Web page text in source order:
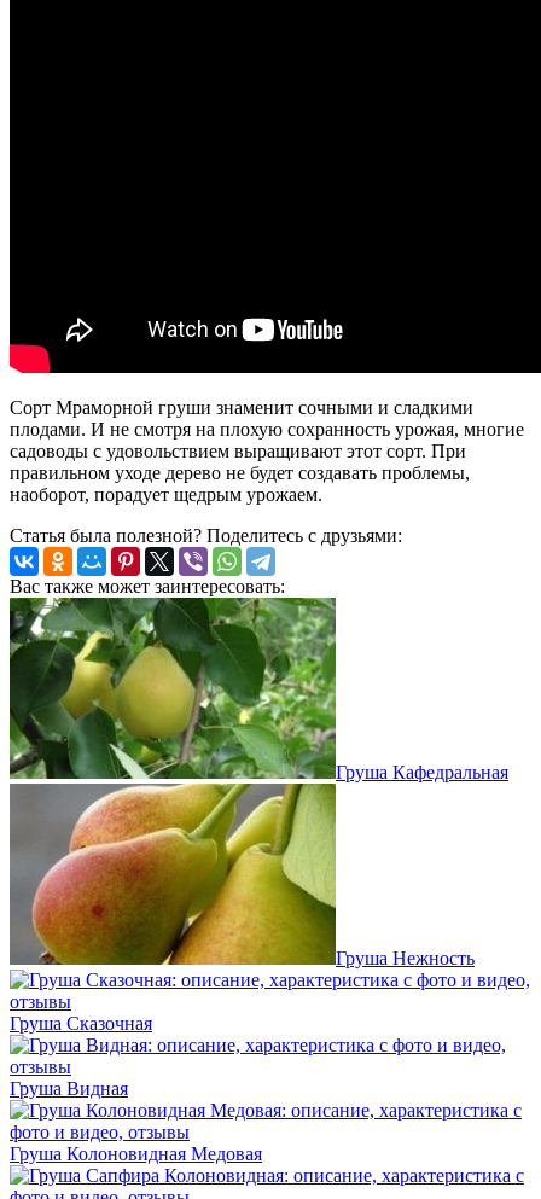
Сорт Мраморной груши знаменит сочными и сладкими
плодами. И не смотря на плохую сохранность урожая, многие
садоводы с удовольствием выращивают этот сорт. При
правильном уходе дерево не будет создавать проблемы,
наоборот, порадует щедрым урожаем.
Статья была полезной? Поделитесь с друзьями:
Вас также может заинтересовать:
Груша Кафедральная
Груша Нежность
Груша Сказочная
Груша Видная
Груша Колоновидная Медовая